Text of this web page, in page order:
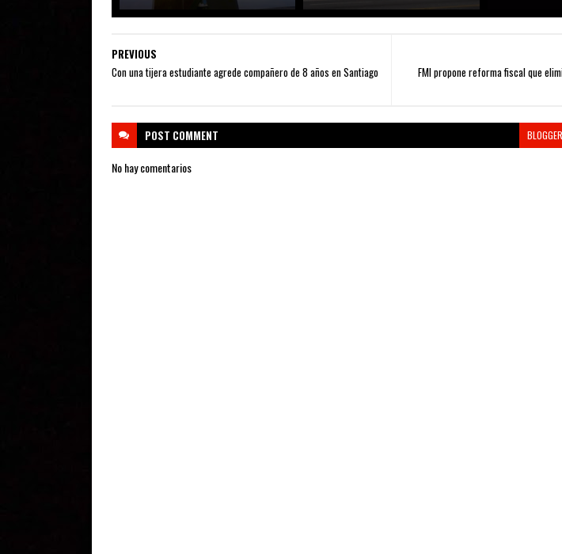
FMI propone reforma fiscal que
PREVIOUS
Con una tijera estudiante agrede compañero de 8 años en Santiago
POST COMMENT BLOGGER
No hay comentarios